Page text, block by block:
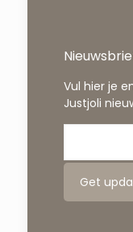
Vul hier je
Justjoli